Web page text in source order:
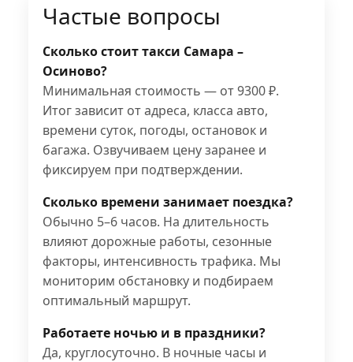
Частые вопросы
Сколько стоит такси Самара –
Осиново?
Минимальная стоимость — от 9300 ₽.
Итог зависит от адреса, класса авто,
времени суток, погоды, остановок и
багажа. Озвучиваем цену заранее и
фиксируем при подтверждении.
Сколько времени занимает поездка?
Обычно 5–6 часов. На длительность
влияют дорожные работы, сезонные
факторы, интенсивность трафика. Мы
мониторим обстановку и подбираем
оптимальный маршрут.
Работаете ночью и в праздники?
Да, круглосуточно. В ночные часы и